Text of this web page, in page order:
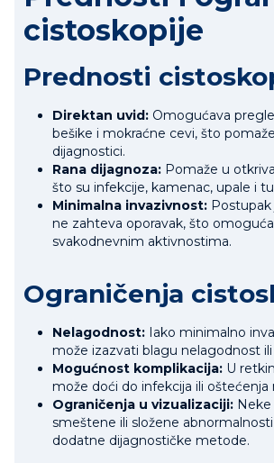
cistoskopije
Prednosti
Direktan uvid: Omogućava
bešike i mokraćne cevi, što
dijagnostici.
Rana dijagnoza: Pomaže u
što su infekcije, kamenac, upale i
Minimalna invazivnost:
ne zahteva oporavak, što
svakodnevnim aktivnostima.
Ograničenja
Nelagodnost: Iako minimalno
može izazvati blagu nelagodnost ili
Mogućnost komplikacija: U
može doći do infekcija ili oštećenja
Ograničenja u vizualizaciji:
smeštene ili složene
dodatne dijagnostičke metode.